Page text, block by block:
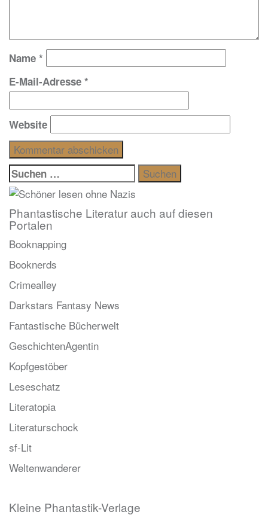
Name *
E-Mail-Adresse *
Website
Suchen
nach:
Phantastische Literatur auch auf diesen
Portalen
Booknapping
Booknerds
Crimealley
Darkstars Fantasy News
Fantastische Bücherwelt
GeschichtenAgentin
Kopfgestöber
Leseschatz
Literatopia
Literaturschock
sf-Lit
Weltenwanderer
Kleine Phantastik-Verlage